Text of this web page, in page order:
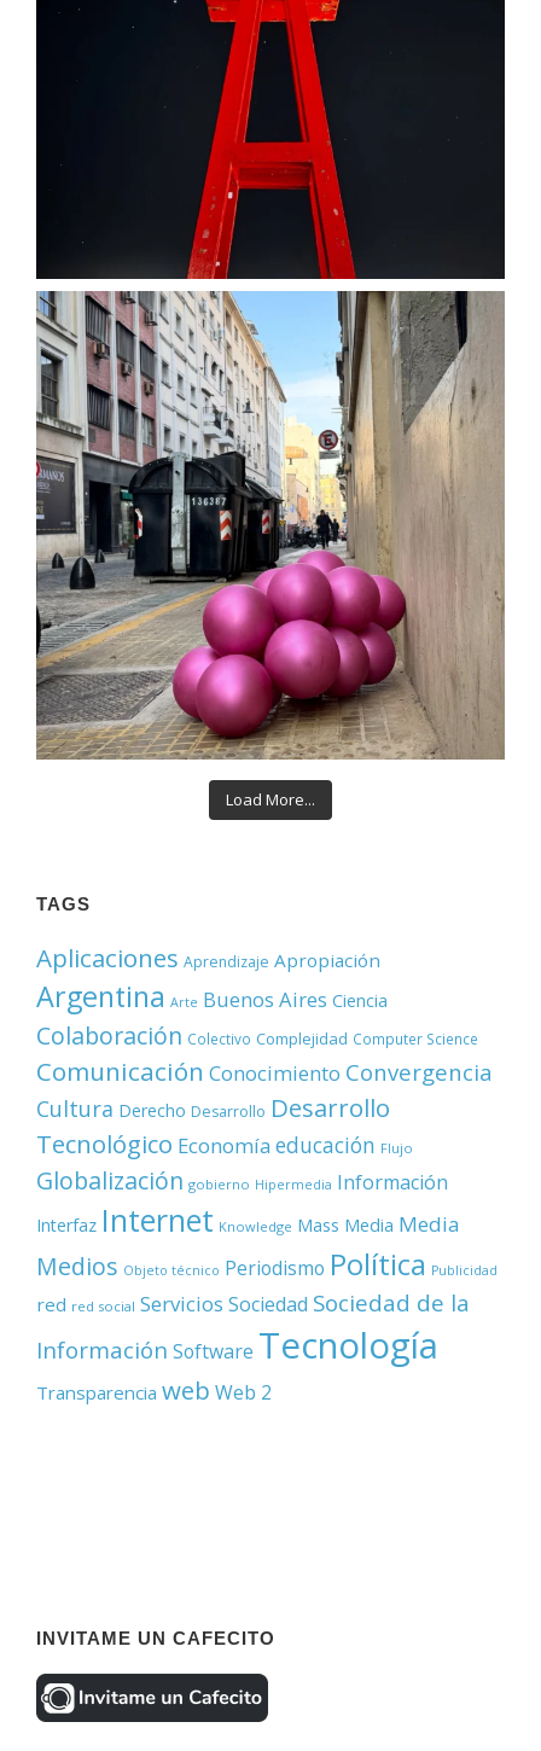
Load More...
TAGS
Aplicaciones Aprendizaje Apropiación
Argentina Arte Buenos Aires Ciencia
Colaboración Colectivo Complejidad Computer Science
Comunicación Conocimiento Convergencia
Cultura Derecho Desarrollo Desarrollo
Tecnológico Economía educación Flujo
Globalización gobierno Hipermedia Información
Interfaz Internet Knowledge Mass Media Media
Medios Objeto técnico Periodismo Política Publicidad
red red social Servicios Sociedad Sociedad de la
Información Software Tecnología
Transparencia web Web 2
INVITAME UN CAFECITO